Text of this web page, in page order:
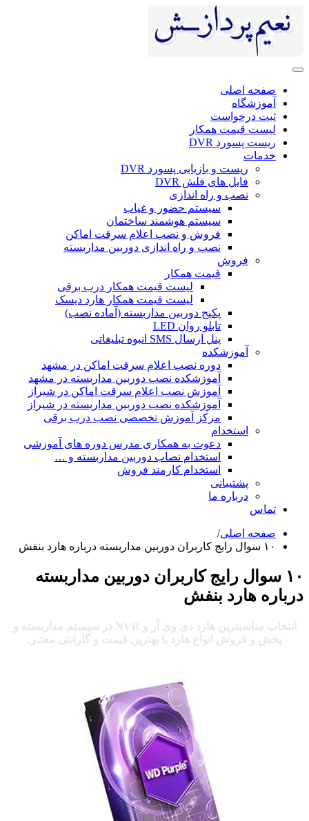
صفحه اصلی
آموزشگاه
ثبت درخواست
لیست قیمت همکار
ریست پسورد DVR
خدمات
ریست و بازیابی پسورد DVR
فایل های فلش DVR
نصب و راه اندازی
سیستم حضور و غیاب
سیستم هوشمند ساختمان
فروش و نصب اعلام سرقت اماکن
نصب و راه اندازی دوربین مداربسته
فروش
قیمت همکار
لیست قیمت همکار درب برقی
لیست قیمت همکار هارد دیسک
پکیج دوربین مداربسته (آماده نصب)
تابلو روان LED
پنل ارسال SMS انبوه تبلیغاتی
آموزشکده
دوره نصب اعلام سرقت اماکن در مشهد
آموزشکده نصب دوربین مداربسته در مشهد
آموزش نصب اعلام سرقت اماکن در شیراز
آموزشکده نصب دوربین مداربسته در شیراز
مرکز آموزش تخصصی نصب درب برقی
استخدام
دعوت به همکاری مدرس دوره های آموزشی
استخدام نصاب دوربین مداربسته و …
استخدام کارمند فروش
پشتیبانی
درباره ما
تماس
صفحه اصلی/
۱۰ سوال رایج کاربران دوربین مداربسته درباره هارد بنفش
۱۰ سوال رایج کاربران دوربین مداربسته
درباره هارد بنفش
انتخاب مناسبترین هارد دی وی آر و NVR در سیستم مداربسته و
پخش و فروش انواع هارد با بهترین قیمت و گارانتی معتبر.